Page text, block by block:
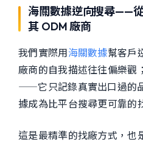
海關數據逆向搜尋——
其 ODM 廠商
我們實際用海關數據幫客戶
廠商的自我描述往往偏樂觀
——它只記錄真實出口過的
據成為比平台搜尋更可靠的
這是最精準的找廠方式，也